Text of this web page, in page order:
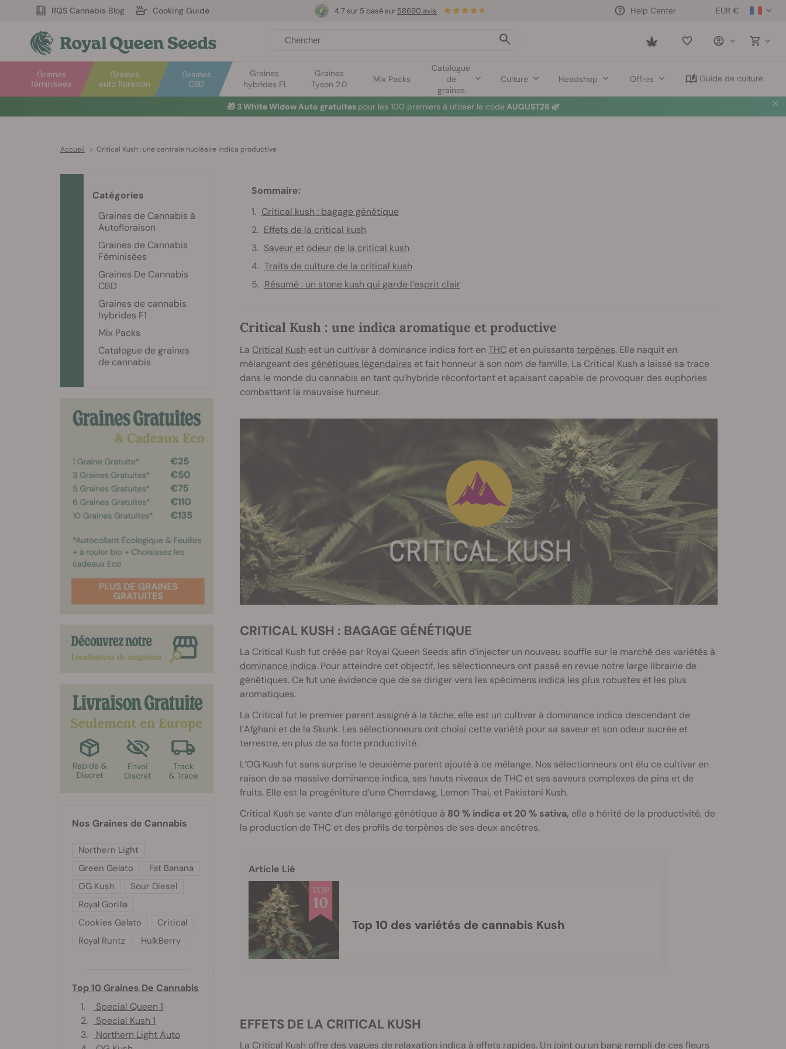
RQS Cannabis Blog Cooking Guide EUR €
Help Center
Saved
Graines
auto floraison
Graines
féminisees
Graines
CBD
Graines
hybrides F1
Graines
Tyson 2.0
Mix Packs
Catalogue
de
graines
Culture Headshop Offres Guide de culture
4.7 sur 5 basé sur58690 avis
🎁 3 White Widow Auto gratuites pour les 100 premiers à utiliser le code AUGUST26 🌿
Accueil > Critical Kush : une centrale nucléaire indica productive
Sommaire:
Critical kush : bagage génétique
Effets de la critical kush
Saveur et odeur de la critical kush
Traits de culture de la critical kush
Résumé : un stone kush qui garde l’esprit clair
Critical Kush : une indica aromatique et productive
La Critical Kush est un cultivar à dominance indica fort en THCet en puissants terpènes. Elle naquit en
mélangeant des génétiques légendaires et fait honneur à son nom de famille. La Critical Kush a laissé sa trace
dans le monde du cannabis en tant qu’hybride réconfortant et apaisant capable de provoquer des euphories
combattant la mauvaise humeur.
CRITICAL KUSH : BAGAGE GÉNÉTIQUE
La Critical Kush fut créée par Royal Queen Seeds afin d’injecter un nouveau souffle sur le marché des variétés à
dominance indica. Pour atteindre cet objectif, les sélectionneurs ont passé en revue notre large librairie de
génétiques. Ce fut une évidence que de se diriger vers les spécimens indica les plus robustes et les plus
aromatiques.
La Critical fut le premier parent assigné à la tâche, elle est un cultivar à dominance indica descendant de
l’Afghani et de la Skunk. Les sélectionneurs ont choisi cette variété pour sa saveur et son odeur sucrée et
terrestre, en plus de sa forte productivité.
L’OG Kush fut sans surprise le deuxième parent ajouté à ce mélange. Nos sélectionneurs ont élu ce cultivar en
raison de sa massive dominance indica, ses hauts niveaux de THC et ses saveurs complexes de pins et de
fruits. Elle est la progéniture d’une Chemdawg, Lemon Thai, et Pakistani Kush.
Critical Kush se vante d’un mélange génétique à 80 % indica et 20 % sativa, elle a hérité de la productivité, de
la production de THC et des profils de terpènes de ses deux ancêtres.
Article Lié
Top 10 des variétés de cannabis Kush
EFFETS DE LA CRITICAL KUSH
La Critical Kush offre des vagues de relaxation indica à effets rapides. Un joint ou un bang rempli de ces fleurs
Catégories
Graines de Cannabis à
Autofloraison
Graines de Cannabis
Féminisées
Graines De Cannabis
CBD
Graines de cannabis
hybrides F1
Mix Packs
Catalogue de graines
de cannabis
Nos Graines de Cannabis
Northern Light
Green Gelato
Fat Banana
OG Kush
Sour Diesel
Royal Gorilla
Cookies Gelato
Critical
Royal Runtz
HulkBerry
Top 10 Graines De Cannabis
1.
Special Queen 1
2.
Special Kush 1
3.
Northern Light Auto